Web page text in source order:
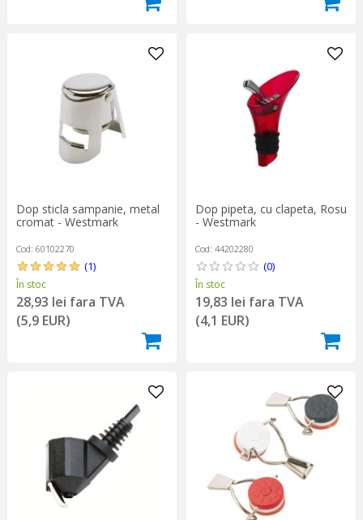
Dop sticla sampanie, metal
cromat - Westmark
Cod: 60102270
(1)
În stoc
28,93 lei fara TVA
(5,9 EUR)
Dop pipeta, cu clapeta, Rosu
- Westmark
Cod: 44202280
(0)
În stoc
19,83 lei fara TVA
(4,1 EUR)